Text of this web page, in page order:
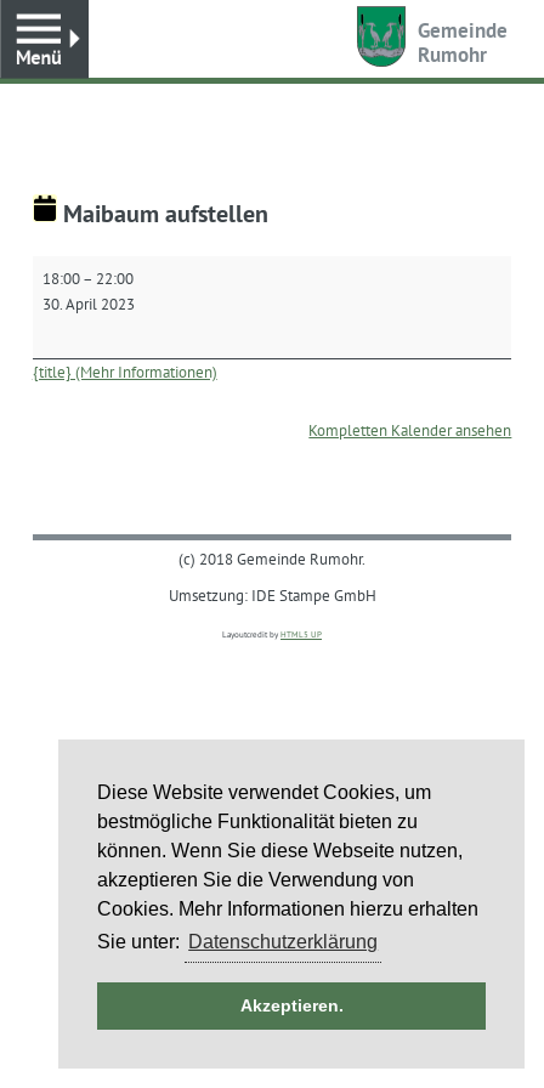
Diese Website verwendet Cookies, um
bestmögliche Funktionalität bieten zu
können. Wenn Sie diese Webseite nutzen,
akzeptieren Sie die Verwendung von
Cookies. Mehr Informationen hierzu erhalten
Sie unter: Datenschutzerklärung
Akzeptieren.
Gemeinde
Rumohr
Maibaum aufstellen
18:00– 22:00
30. April 2023
{title} (Mehr Informationen)
Kompletten Kalender ansehen
(c) 2018 Gemeinde Rumohr.
Umsetzung: IDE Stampe GmbH
Layoutcredit by HTML5 UP